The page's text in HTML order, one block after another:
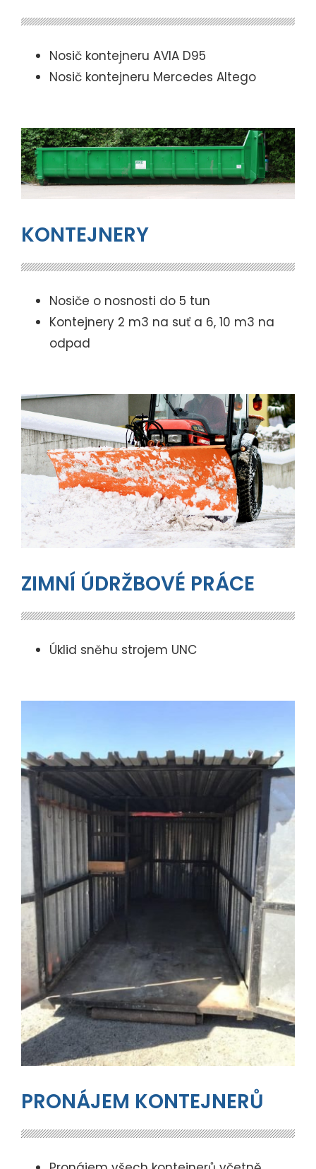
Nosič kontejneru AVIA D95
Nosič kontejneru Mercedes Altego
KONTEJNERY
Nosiče o nosnosti do 5 tun
Kontejnery 2 m3 na suť a 6, 10 m3 na
odpad
ZIMNÍ ÚDRŽBOVÉ PRÁCE
Úklid sněhu strojem UNC
PRONÁJEM KONTEJNERŮ